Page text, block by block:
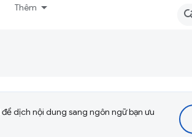
Thêm
dịch nội dung sang ngôn ngữ bạn ưu